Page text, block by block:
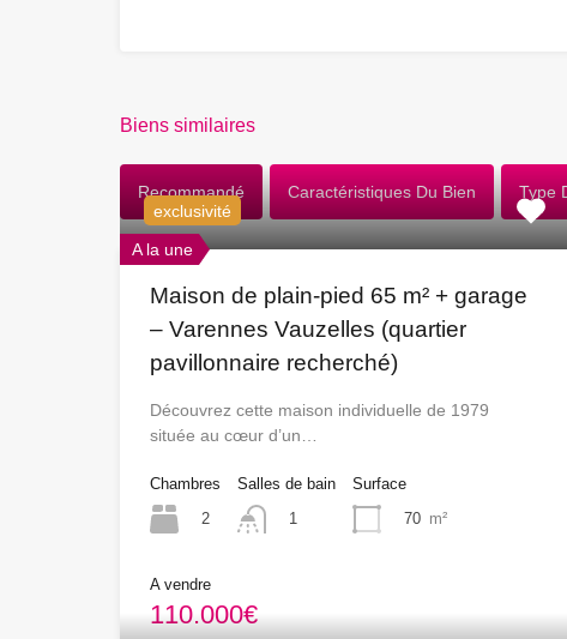
Biens similaires
Recommandé Caractéristiques Du Bien Type
A la une
exclusivité
Maison de plain-pied 65 m² + garage
– Varennes Vauzelles (quartier
pavillonnaire recherché)
Découvrez cette maison individuelle de 1979
située au cœur d’un…
Chambres
2
Salles de bain
1
Surface
70 m²
A vendre
110.000€